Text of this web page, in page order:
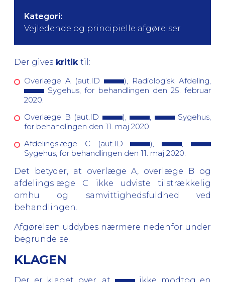
Kategori:
Vejledende og principielle afgørelser
Der gives kritik til:
Overlæge A (aut.ID
), Radiologisk Afdeling,
Sygehus, for behandlingen den 25. februar
2020.
Overlæge B (aut.ID
),
Sygehus,
for behandlingen den 11. maj 2020.
Afdelingslæge C (aut.ID
),
,
Sygehus, for behandlingen den 11. maj 2020.
Det betyder, at overlæge A, overlæge B og
afdelingslæge C ikke udviste tilstrækkelig
omhu og samvittighedsfuldhed ved
behandlingen.
Afgørelsen uddybes nærmere nedenfor under
begrundelse.
KLAGEN
Der er klaget over, at
ikke modtog en